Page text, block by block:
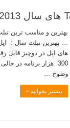
های اپل در دوچیز قابل
300 هزار برنامه در
وضوح …
بیشتر بخوانید »